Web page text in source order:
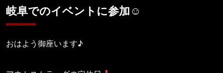
岐阜でのイベントに参加☺️
おはよう御座います♪